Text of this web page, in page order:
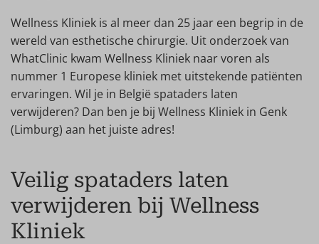
Wellness Kliniek is al meer dan 25 jaar een begrip in de
wereld van esthetische chirurgie. Uit onderzoek van
WhatClinic kwam Wellness Kliniek naar voren als
nummer 1 Europese kliniek met uitstekende patiënten
ervaringen. Wil je in België spataders laten
verwijderen? Dan ben je bij Wellness Kliniek in Genk
(Limburg) aan het juiste adres!
Veilig spataders laten
verwijderen bij Wellness
Kliniek